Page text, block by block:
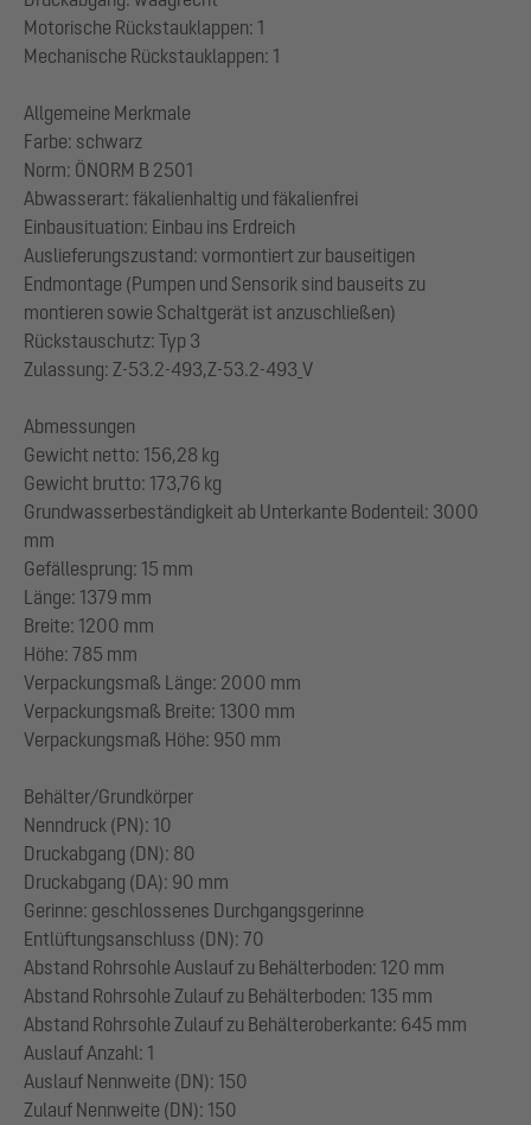
Motorische Rückstauklappen: 1
Mechanische Rückstauklappen: 1
Allgemeine Merkmale
Farbe: schwarz
Norm: ÖNORM B 2501
Abwasserart: fäkalienhaltig und fäkalienfrei
Einbausituation: Einbau ins Erdreich
Auslieferungszustand: vormontiert zur bauseitigen
Endmontage (Pumpen und Sensorik sind bauseits zu
montieren sowie Schaltgerät ist anzuschließen)
Rückstauschutz: Typ 3
Zulassung: Z-53.2-493,Z-53.2-493_V
Abmessungen
Gewicht netto: 156,28 kg
Gewicht brutto: 173,76 kg
Grundwasserbeständigkeit ab Unterkante Bodenteil: 3000
mm
Gefällesprung: 15 mm
Länge: 1379 mm
Breite: 1200 mm
Höhe: 785 mm
Verpackungsmaß Länge: 2000 mm
Verpackungsmaß Breite: 1300 mm
Verpackungsmaß Höhe: 950 mm
Behälter/Grundkörper
Nenndruck (PN): 10
Druckabgang (DN): 80
Druckabgang (DA): 90 mm
Gerinne: geschlossenes Durchgangsgerinne
Entlüftungsanschluss (DN): 70
Abstand Rohrsohle Auslauf zu Behälterboden: 120 mm
Abstand Rohrsohle Zulauf zu Behälterboden: 135 mm
Abstand Rohrsohle Zulauf zu Behälteroberkante: 645 mm
Auslauf Anzahl: 1
Auslauf Nennweite (DN): 150
Zulauf Nennweite (DN): 150